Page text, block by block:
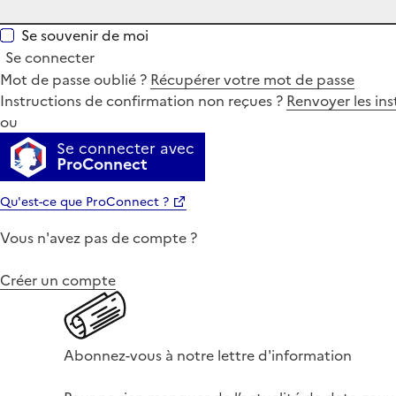
Se souvenir de moi
Se connecter
Mot de passe oublié ? Récupérer votre mot de passe
Instructions de confirmation non reçues ? Renvoyer les
ou
Se connecter avec
ProConnect
Qu'est-ce que ProConnect ?
Vous n'avez pas de compte ?
Créer un compte
Abonnez-vous à notre lettre d'information